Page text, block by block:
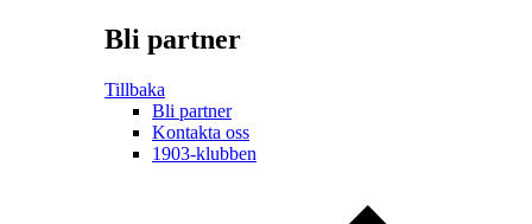
Bli partner
Tillbaka
Bli partner
Kontakta oss
1903-klubben